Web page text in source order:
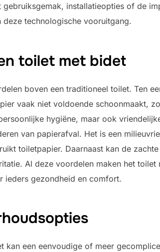
installatieopties of de
technologische vooruitgang.
toilet met bidet
boven een traditioneel toilet. Ten
vaak niet voldoende schoonmaakt,
hygiëne, maar ook
van papierafval. Het is een
toiletpapier. Daarnaast kan de
Al deze voordelen maken het
ieders gezondheid en comfort.
kan een eenvoudige of meer